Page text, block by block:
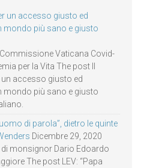
un accesso giusto ed
mondo più sano e giusto
Vaticana Covid-
per la Vita The post Il
accesso giusto ed
mondo più sano e giusto
di parola”, dietro le quinte
Dicembre 29, 2020
monsignor Dario Edoardo
The post LEV: “Papa